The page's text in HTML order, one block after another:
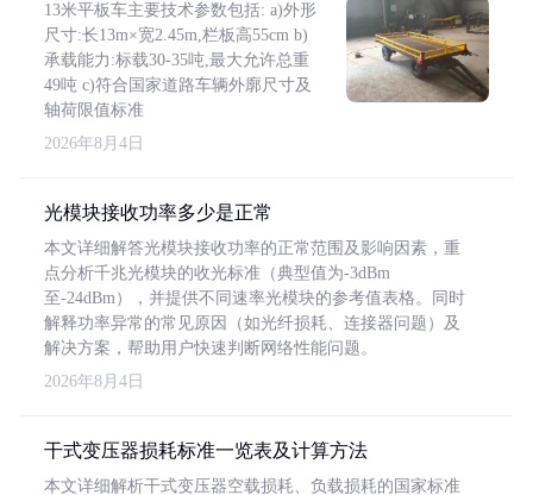
13米平板车主要技术参数包括: a)外形
尺寸:长13m×宽2.45m,栏板高55cm b)
承载能力:标载30-35吨,最大允许总重
49吨 c)符合国家道路车辆外廓尺寸及
轴荷限值标准
2026年8月4日
光模块接收功率多少是正常
本文详细解答光模块接收功率的正常范围及影响因素，重
点分析千兆光模块的收光标准（典型值为-3dBm
至-24dBm），并提供不同速率光模块的参考值表格。同时
解释功率异常的常见原因（如光纤损耗、连接器问题）及
解决方案，帮助用户快速判断网络性能问题。
2026年8月4日
干式变压器损耗标准一览表及计算方法
本文详细解析干式变压器空载损耗、负载损耗的国家标准